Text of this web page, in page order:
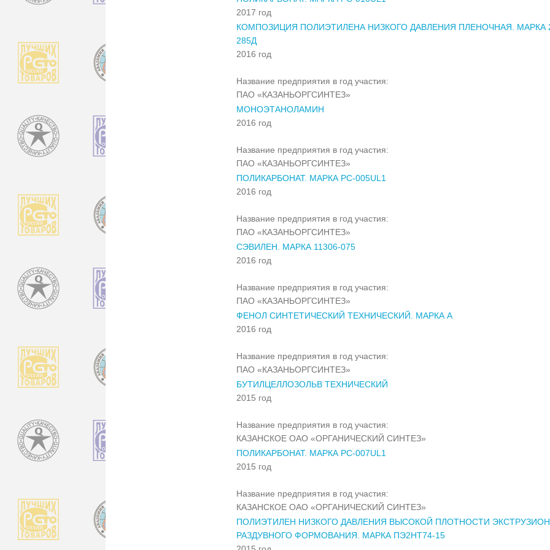
2017 год
КОМПОЗИЦИЯ ПОЛИЭТИЛЕНА НИЗКОГО ДАВЛЕНИЯ ПЛЕНОЧНАЯ. МАРКА
285Д
2016 год
Название предприятия в год участия:
ПАО «КАЗАНЬОРГСИНТЕЗ»
МОНОЭТАНОЛАМИН
2016 год
Название предприятия в год участия:
ПАО «КАЗАНЬОРГСИНТЕЗ»
ПОЛИКАРБОНАТ. МАРКА PC-005UL1
2016 год
Название предприятия в год участия:
ПАО «КАЗАНЬОРГСИНТЕЗ»
СЭВИЛЕН. МАРКА 11306-075
2016 год
Название предприятия в год участия:
ПАО «КАЗАНЬОРГСИНТЕЗ»
ФЕНОЛ СИНТЕТИЧЕСКИЙ ТЕХНИЧЕСКИЙ. МАРКА А
2016 год
Название предприятия в год участия:
ПАО «КАЗАНЬОРГСИНТЕЗ»
БУТИЛЦЕЛЛОЗОЛЬВ ТЕХНИЧЕСКИЙ
2015 год
Название предприятия в год участия:
КАЗАНСКОЕ ОАО «ОРГАНИЧЕСКИЙ СИНТЕЗ»
ПОЛИКАРБОНАТ. МАРКА PC-007UL1
2015 год
Название предприятия в год участия:
КАЗАНСКОЕ ОАО «ОРГАНИЧЕСКИЙ СИНТЕЗ»
ПОЛИЭТИЛЕН НИЗКОГО ДАВЛЕНИЯ ВЫСОКОЙ ПЛОТНОСТИ
РАЗДУВНОГО ФОРМОВАНИЯ. МАРКА ПЭ2НТ74-15